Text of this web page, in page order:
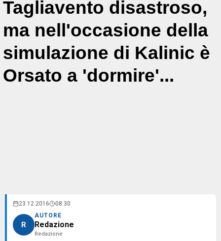
Tagliavento disastroso,
ma nell'occasione della
simulazione di Kalinic è
Orsato a 'dormire'...
23.12.2016 08:30
R
AUTORE
Redazione
Redazione